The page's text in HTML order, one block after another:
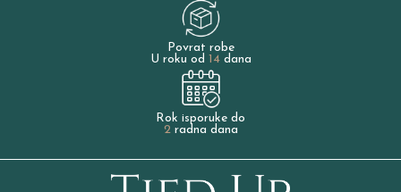
Povrat robe
U roku od 14dana
Rok isporuke do
2radna dana